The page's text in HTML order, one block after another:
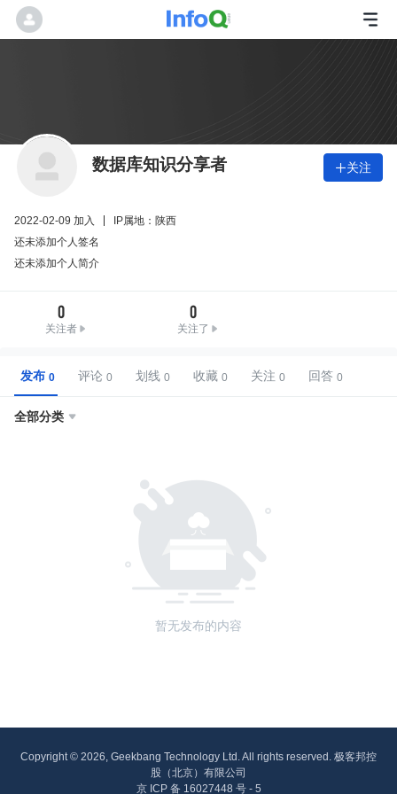
数据库知识分享者 关注
2022-02-09 加入
IP属地：陕西
还未添加个人签名
还未添加个人简介
0
关注者
0
关注了
发布 评论 划线 收藏 关注 回答
全部分类 
暂无发布的内容
Copyright © 2026, Geekbang Technology Ltd. All rights reserved. 极客邦控
股（北京）有限公司
京 ICP 备 16027448 号 - 5